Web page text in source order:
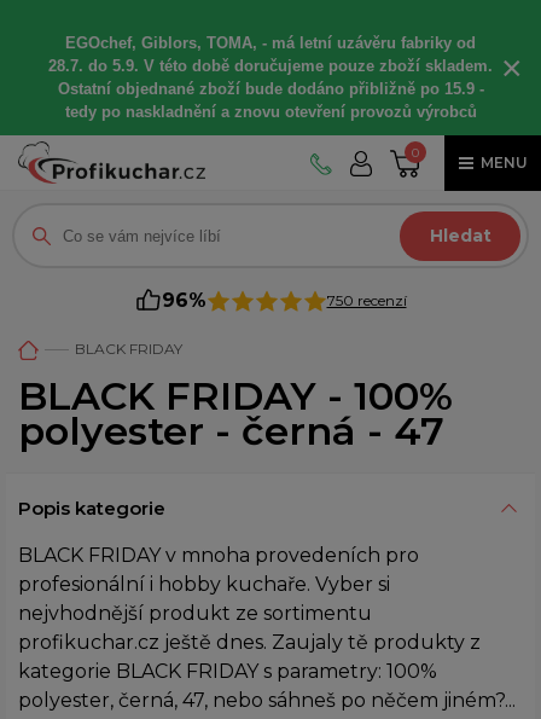
EGOchef, Giblors, TOMA, - má letní uzávěru fabriky od
28.7. do 5.9. V této době doručujeme pouze zboží skladem.
Ostatní objednané zboží bude dodáno přibližně po 15.9 -
tedy po naskladnění a znovu otevření provozů výrobců
×
0
MENU
Hledat
96% 750 recenzí
BLACK FRIDAY
BLACK FRIDAY - 100%
polyester - černá - 47
Popis kategorie
BLACK FRIDAY v mnoha provedeních pro
profesionální i hobby kuchaře. Vyber si
nejvhodnější produkt ze sortimentu
profikuchar.cz ještě dnes. Zaujaly tě produkty z
kategorie BLACK FRIDAY s parametry: 100%
polyester, černá, 47, nebo sáhneš po něčem jiném?...